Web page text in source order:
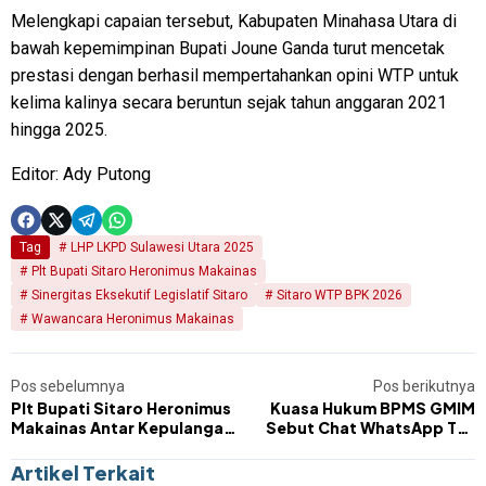
​Melengkapi capaian tersebut, Kabupaten Minahasa Utara di
bawah kepemimpinan Bupati Joune Ganda turut mencetak
prestasi dengan berhasil mempertahankan opini WTP untuk
kelima kalinya secara beruntun sejak tahun anggaran 2021
hingga 2025.
Editor: Ady Putong
Tag
​LHP LKPD Sulawesi Utara 2025
​Plt Bupati Sitaro Heronimus Makainas
Sinergitas Eksekutif Legislatif Sitaro
​Sitaro WTP BPK 2026
Wawancara Heronimus Makainas
Pos sebelumnya
Plt Bupati Sitaro Heronimus
Makainas Antar Kepulangan
Kunjungan Kerja di Sulawesi
Pos berikutnya
Kuasa Hukum BPMS GMIM
Sebut Chat WhatsApp Tak
GMIM
Artikel Terkait